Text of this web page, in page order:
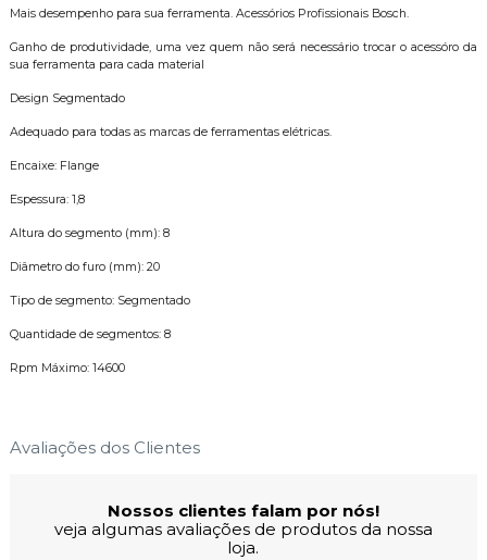
Mais desempenho para sua ferramenta. Acessórios Profissionais Bosch.
Ganho de produtividade, uma vez quem não será necessário trocar o acessóro da
sua ferramenta para cada material
Design Segmentado
Adequado para todas as marcas de ferramentas elétricas.
Encaixe: Flange
Espessura: 1,8
Altura do segmento (mm): 8
Diâmetro do furo (mm): 20
Tipo de segmento: Segmentado
Quantidade de segmentos: 8
Rpm Máximo: 14600
Avaliações dos Clientes
Nossos clientes falam por nós!
veja algumas avaliações de produtos da nossa
loja.